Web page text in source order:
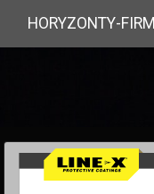
HORYZONTY-FIRM